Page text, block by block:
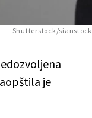
Shutterstock/sianstock
je